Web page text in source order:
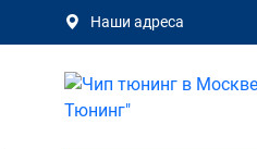
Наши адреса